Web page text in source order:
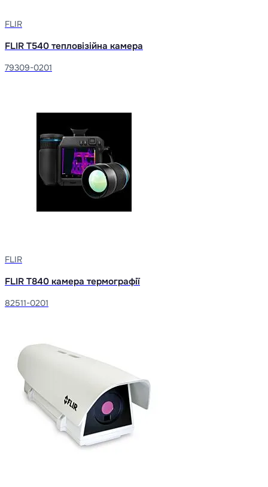
FLIR
FLIR T540 тепловізійна камера
79309-0201
FLIR
FLIR T840 камера термографії
82511-0201